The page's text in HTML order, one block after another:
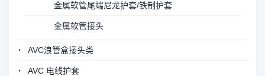
金属软管尾端尼龙护套/铁制护套
金属软管接头
AVC浪管盒接头类
AVC 电线护套